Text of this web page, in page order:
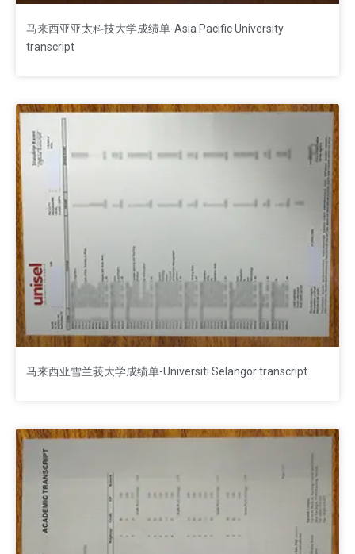
马来西亚亚太科技大学成绩单-Asia Pacific University
transcript
马来西亚雪兰莪大学成绩单-Universiti Selangor transcript